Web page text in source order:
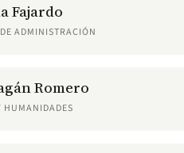
Fajardo
ADMINISTRACIÓN
Romero
HUMANIDADES